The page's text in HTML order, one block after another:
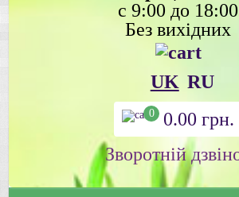
с 9:00 до 18:00
Без вихідних
UK RU
0 0.00грн.
Зворотній